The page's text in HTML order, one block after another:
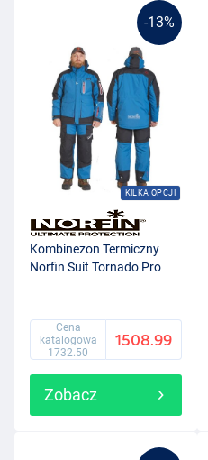
-13%
KILKA OPCJI
Kombinezon Termiczny
Norfin Suit Tornado Pro
Cena
katalogowa
1732.50
1508.99
Zobacz